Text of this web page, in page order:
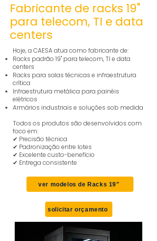
Fabricante de racks 19"
para telecom, TI e data
centers
Hoje, a CAESA atua como fabricante de:
Racks padrão 19" para telecom, TI e data
centers
Racks para salas técnicas e infraestrutura
crítica
Infraestrutura metálica para painéis
elétricos
Armários industriais e soluções sob medida
Todos os produtos são desenvolvidos com
foco em:
✔ Precisão técnica
✔ Padronização entre lotes
✔ Excelente custo-benefício
✔ Entrega consistente
ver modelos de Racks 19"
solicitar orçamento